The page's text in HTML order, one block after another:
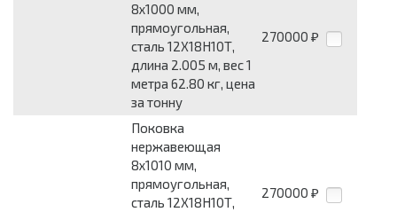
8x1000 мм,
прямоугольная,
сталь 12Х18Н10Т,
длина 2.005 м, вес 1
метра 62.80 кг, цена
за тонну
270000 ₽
Поковка
нержавеющая
8x1010 мм,
прямоугольная,
сталь 12Х18Н10Т,
270000 ₽